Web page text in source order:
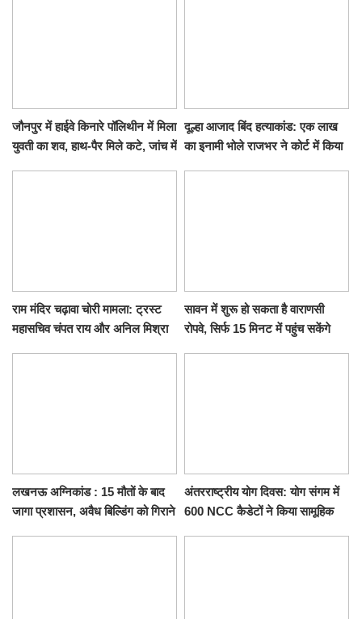
जौनपुर में हाईवे किनारे पॉलिथीन में मिला
युवती का शव, हाथ-पैर मिले कटे, जांच में
दूल्हा आजाद बिंद हत्याकांड: एक लाख
का इनामी भोले राजभर ने कोर्ट में किया
राम मंदिर चढ़ावा चोरी मामला: ट्रस्ट
महासचिव चंपत राय और अनिल मिश्रा
सावन में शुरू हो सकता है वाराणसी
रोपवे, सिर्फ 15 मिनट में पहुंच सकेंगे
लखनऊ अग्निकांड : 15 मौतों के बाद
जागा प्रशासन, अवैध बिल्डिंग को गिराने
अंतरराष्ट्रीय योग दिवस: योग संगम में
600 NCC कैडेटों ने किया सामूहिक